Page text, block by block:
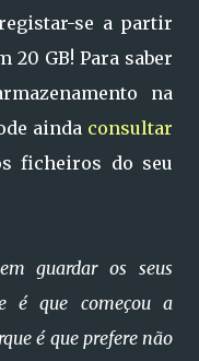
se a partir
20 GB! Para saber
na
ainda consultar
ficheiros do seu
guardar os seus
é que começou a
é que prefere não